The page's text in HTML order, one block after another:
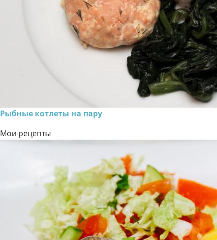
Рыбные котлеты на пару
Мои рецепты